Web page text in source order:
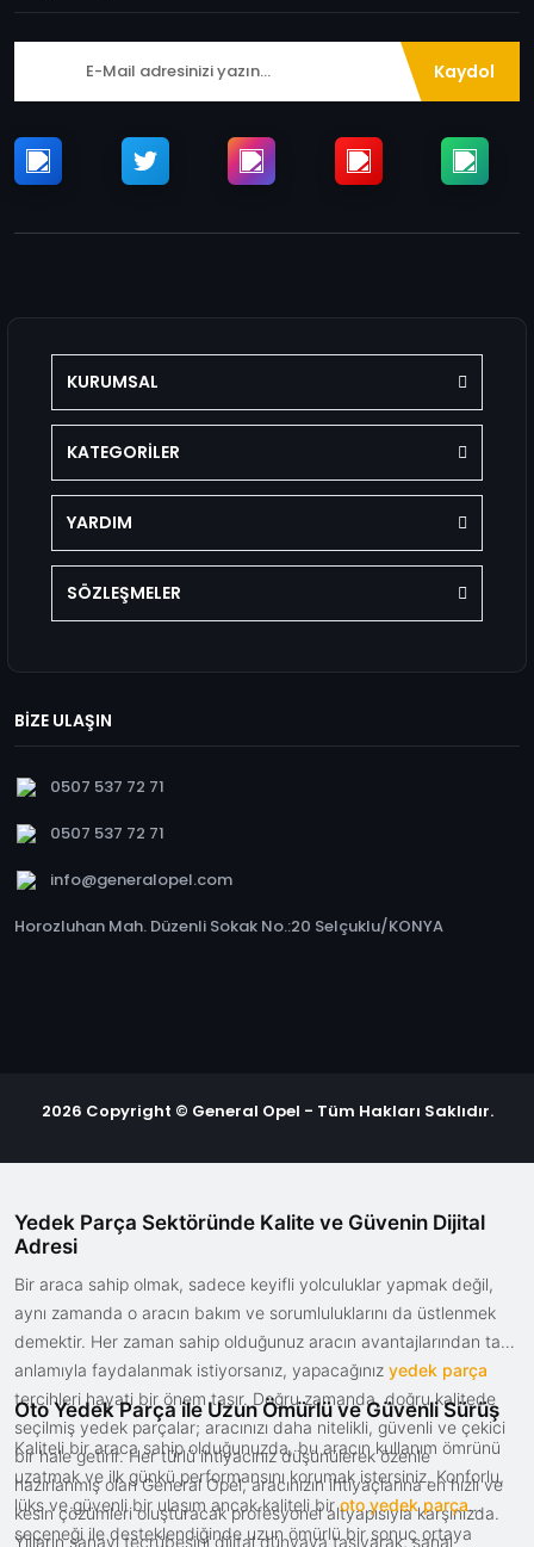
Kaydol
KURUMSAL
KATEGORİLER
YARDIM
SÖZLEŞMELER
BİZE ULAŞIN
0507 537 72 71
0507 537 72 71
info@generalopel.com
Horozluhan Mah. Düzenli Sokak No.:20 Selçuklu/KONYA
2026 Copyright © General Opel - Tüm Hakları Saklıdır.
Yedek Parça Sektöründe Kalite ve Güvenin Dijital
Adresi
Bir araca sahip olmak, sadece keyifli yolculuklar yapmak değil,
aynı zamanda o aracın bakım ve sorumluluklarını da üstlenmek
demektir. Her zaman sahip olduğunuz aracın avantajlarından tam
anlamıyla faydalanmak istiyorsanız, yapacağınız yedek parça
tercihleri hayati bir önem taşır. Doğru zamanda, doğru kalitede
seçilmiş yedek parçalar; aracınızı daha nitelikli, güvenli ve çekici
bir hale getirir. Her türlü ihtiyacınız düşünülerek özenle
hazırlanmış olan General Opel, aracınızın ihtiyaçlarına en hızlı ve
kesin çözümleri oluşturacak profesyonel altyapısıyla karşınızda.
Yılların sanayi tecrübesini dijital dünyaya taşıyarak, sanal
Oto Yedek Parça ile Uzun Ömürlü ve Güvenli Sürüş
Kaliteli bir araca sahip olduğunuzda, bu aracın kullanım ömrünü
uzatmak ve ilk günkü performansını korumak istersiniz. Konforlu,
lüks ve güvenli bir ulaşım ancak kaliteli biroto yedek parça
seçeneği ile desteklendiğinde uzun ömürlü bir sonuç ortaya